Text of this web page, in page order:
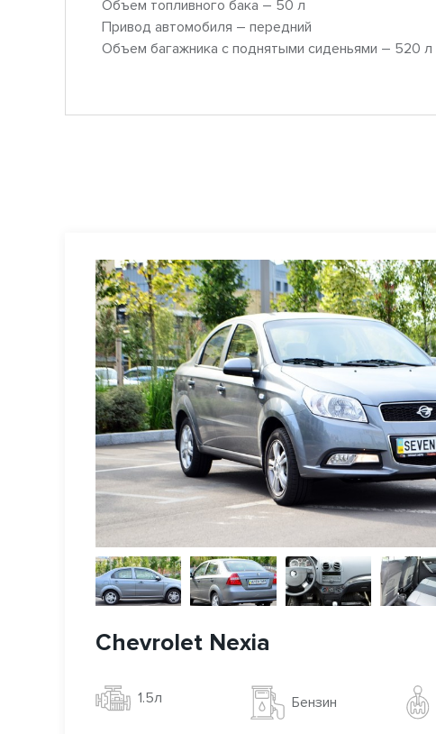
Объем топливного бака – 50 л
Привод автомобиля – передний
Объем багажника с поднятыми сиденьями – 520 л
Chevrolet Nexia
1.5л Бензин